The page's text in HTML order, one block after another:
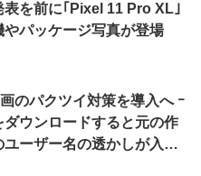
表を前に｢Pixel 11 Pro XL｣
やパッケージ写真が登場
のパクツイ対策を導入へ ｰ
ダウンロードすると元の作
ユーザー名の透かしが入る